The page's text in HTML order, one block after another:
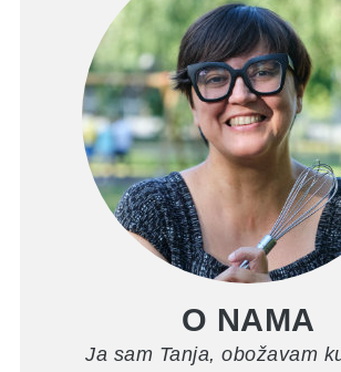
O NAMA
Ja sam Tanja, obožavam